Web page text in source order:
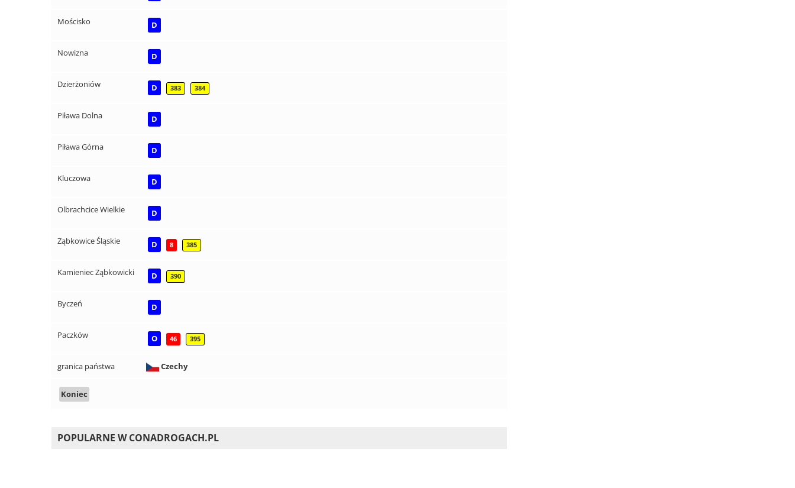
Mościsko D
Nowizna D
Dzierżoniów D 383 384
Piława Dolna D
Piława Górna D
Kluczowa D
Olbrachcice Wielkie D
Ząbkowice Śląskie D 8 385
Kamieniec Ząbkowicki D 390
Byczeń D
Paczków O 46 395
granica państwa Czechy
Koniec
POPULARNE W CONADROGACH.PL